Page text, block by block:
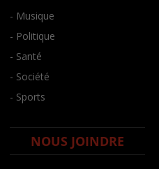
- Musique
- Politique
- Santé
- Société
- Sports
NOUS JOINDRE